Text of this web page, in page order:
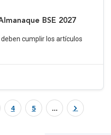
BSE 2027
cumplir los artículos
4 5 ...